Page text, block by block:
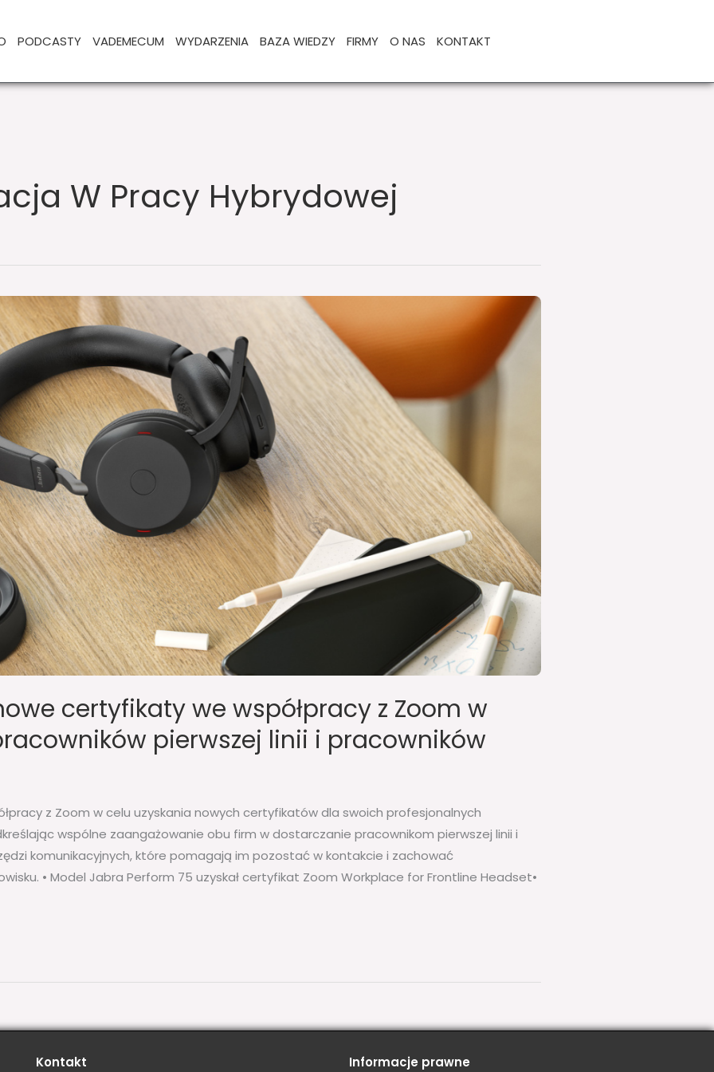
PODCASTY VADEMECUM WYDARZENIA BAZA WIEDZY FIRMY O NAS KONTAKT
W Pracy Hybrydowej
certyfikaty we współpracy z Zoom w
pierwszej linii i pracowników
z Zoom w celu uzyskania nowych certyfikatów dla swoich profesjonalnych
wspólne zaangażowanie obu firm w dostarczanie pracownikom pierwszej linii i
komunikacyjnych, które pomagają im pozostać w kontakcie i zachować
• Model Jabra Perform 75 uzyskał certyfikat Zoom Workplace for Frontline Headset•
Kontakt Informacje prawne